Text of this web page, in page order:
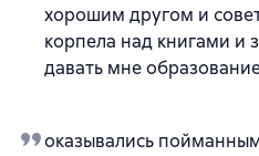
хорошим другом и
корпела над книгами и
давать мне
оказывались